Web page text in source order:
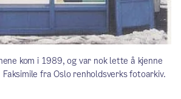
kom i 1989, og var nok lette å kjenne
fra Oslo renholdsverks fotoarkiv.